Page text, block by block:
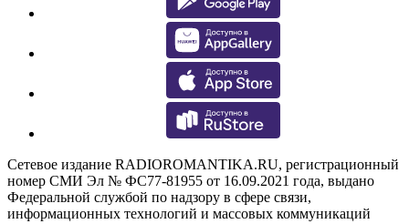
Сетевое издание RADIOROMANTIKA.RU, регистрационный
номер СМИ Эл № ФС77-81955 от 16.09.2021 года, выдано
Федеральной службой по надзору в сфере связи,
информационных технологий и массовых коммуникаций